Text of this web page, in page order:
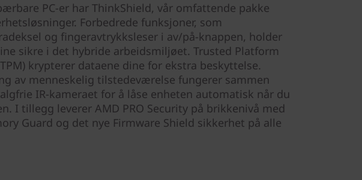
PC-er har ThinkShield, vår omfattende pakke
Forbedrede funksjoner, som
og fingeravtrykksleser i av/på-knappen, holder
sikre i det hybride arbeidsmiljøet. Trusted Platform
krypterer dataene dine for ekstra beskyttelse.
av menneskelig tilstedeværelse fungerer sammen
IR-kameraet for å låse enheten automatisk når du
I tillegg leverer AMD PRO Security på brikkenivå med
Guard og det nye Firmware Shield sikkerhet på alle